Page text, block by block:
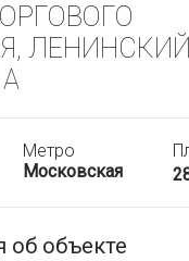
ЛЕНИНСКИЙ
Метро
Московская
объекте